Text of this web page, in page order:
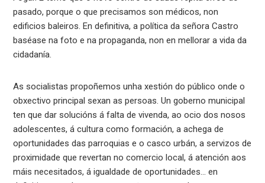
pasado, porque o que precisamos son médicos, non
edificios baleiros. En definitiva, a política da señora Castro
baséase na foto e na propaganda, non en mellorar a vida da
cidadanía.
As socialistas propoñemos unha xestión do público onde o
obxectivo principal sexan as persoas. Un goberno municipal
ten que dar solucións á falta de vivenda, ao ocio dos nosos
adolescentes, á cultura como formación, a achega de
oportunidades das parroquias e o casco urbán, a servizos de
proximidade que revertan no comercio local, á atención aos
máis necesitados, á igualdade de oportunidades… en